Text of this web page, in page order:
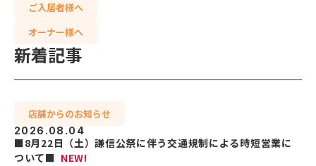
ご入居者様へ
オーナー様へ
新着記事
店舗からのお知らせ
2026.08.04
■8月22日（土）謙信公祭に伴う交通規制による時短営業に
ついて■ NEW!